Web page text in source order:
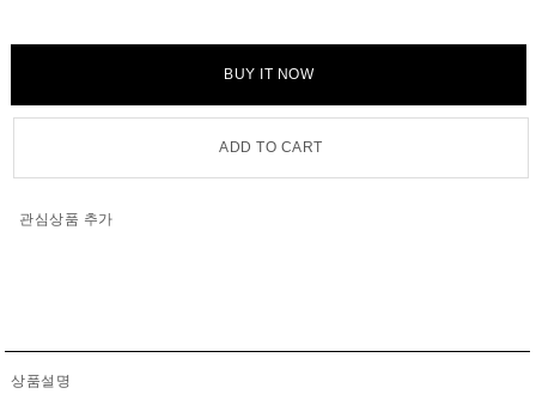
BUY IT NOW
ADD TO CART
관심상품 추가
상품설명